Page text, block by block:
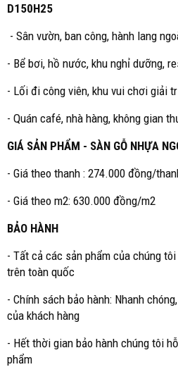
D150H25
- Sân vườn, ban công, hành lang
- Bể bơi, hồ nước, khu nghỉ dưỡng,
- Lối đi công viên, khu vui chơi giải
- Quán café, nhà hàng, không gian
GIÁ SẢN PHẨM - SÀN GỖ NHỰA
- Giá theo thanh : 274.000 đồng/
- Giá theo m2: 630.000 đồng/m2
BẢO HÀNH
- Tất cả các sản phẩm của chúng
trên toàn quốc
- Chính sách bảo hành: Nhanh
của khách hàng
- Hết thời gian bảo hành chúng tôi
phẩm